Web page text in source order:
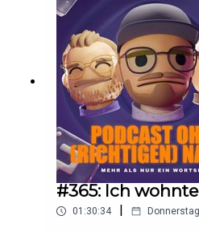
#365: Ich
01:30:34